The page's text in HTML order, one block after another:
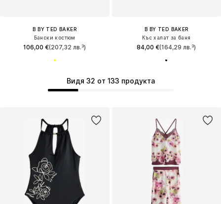
Видя 32 от 133 продукта
B BY TED BAKER
Бански костюм
106,00 €(207,32 лв.³)
B BY TED BAKER
Къс халат за баня
84,00 €(164,29 лв.³)